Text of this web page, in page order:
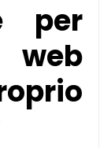
per
web